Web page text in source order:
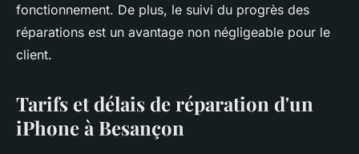
fonctionnement. De plus, le suivi du progrès des
réparations est un avantage non négligeable pour le
client.
Tarifs et délais de réparation d'un
iPhone à Besançon